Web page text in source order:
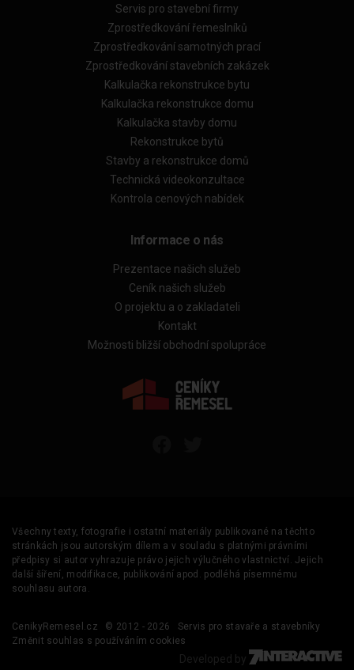
Servis pro stavební firmy
Zprostředkování řemeslníků
Zprostředkování samotných prací
Zprostředkování stavebních zakázek
Kalkulačka rekonstrukce bytu
Kalkulačka rekonstrukce domu
Kalkulačka stavby domu
Rekonstrukce bytů
Stavby a rekonstrukce domů
Technická videokonzultace
Kontrola cenových nabídek
Informace o nás
Prezentace našich služeb
Ceník našich služeb
O projektu a o zakladateli
Kontakt
Možnosti bližší obchodní spolupráce
Všechny texty, fotografie i ostatní materiály publikované na těchto
stránkách jsou autorským dílem a v souladu s platnými právními
předpisy si autor vyhrazuje právo jejich výlučného vlastnictví. Jejich
další šíření, modifikace, publikování apod. podléhá písemnému
souhlasu autora.
CenikyRemesel.cz © 2012 - 2026
Servis pro stavaře a stavebníky
Změnit souhlas s používáním cookies
Developed by